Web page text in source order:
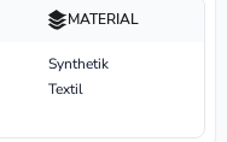
MATERIAL
Synthetik
Textil